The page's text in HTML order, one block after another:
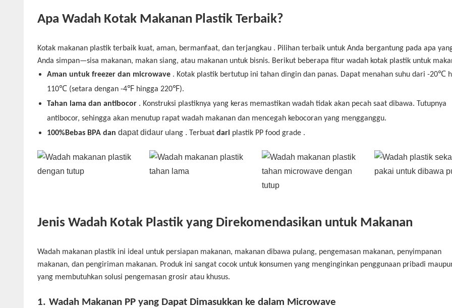
Apa Wadah Kotak Makanan Plastik Terbaik?
Kotak makanan plastik terbaik kuat, aman, bermanfaat, dan terjangkau . Pilihan terbaik untuk Anda bergantung pada apa
Anda simpan—sisa makanan, makan siang, atau makanan untuk bisnis. Berikut beberapa fitur wadah kotak plastik untuk
Aman untuk freezer dan microwave . Kotak plastik bertutup ini tahan dingin dan panas. Dapat menahan suhu dari -20℃
110℃ (setara dengan -4℉ hingga 220℉).
Tahan lama dan antibocor . Konstruksi plastiknya yang keras memastikan wadah tidak akan pecah saat dibawa. Tutupnya
antibocor, sehingga akan menutup rapat wadah makanan dan mencegah kebocoran yang mengganggu.
100%Bebas BPA dan dapat didaur ulang . Terbuat dari plastik PP food grade .
Jenis Wadah Kotak Plastik yang Direkomendasikan untuk Makanan
Wadah makanan plastik ini ideal untuk persiapan makanan, makanan dibawa pulang, pengemasan makanan, penyimpanan
makanan, dan pengiriman makanan. Produk ini sangat cocok untuk konsumen yang menginginkan penggunaan pribadi
yang membutuhkan solusi pengemasan grosir atau khusus.
1. Wadah Makanan PP yang Dapat Dimasukkan ke dalam Microwave